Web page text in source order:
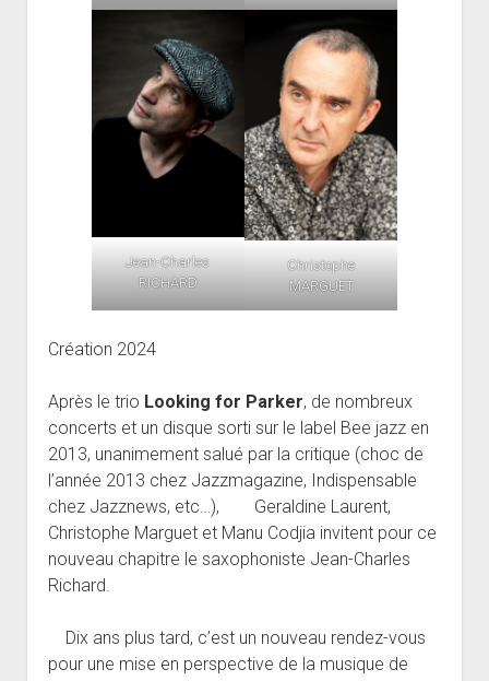
Jean-Charles
RICHARD
Christophe
MARGUET
Création 2024
Après le trio Looking for Parker, de nombreux
concerts et un disque sorti sur le label Bee jazz en
2013, unanimement salué par la critique (choc de
l’année 2013 chez Jazzmagazine, Indispensable
chez Jazznews, etc…), Geraldine Laurent,
Christophe Marguet et Manu Codjia invitent pour ce
nouveau chapitre le saxophoniste Jean-Charles
Richard.
Dix ans plus tard, c’est un nouveau rendez-vous
pour une mise en perspective de la musique de